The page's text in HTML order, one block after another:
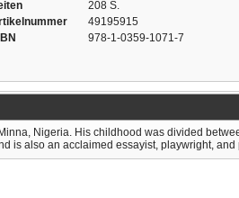
208 S.
49195915
978-1-0359-1071-7
Nigeria. His childhood was divided
is also an acclaimed essayist, playwright, and